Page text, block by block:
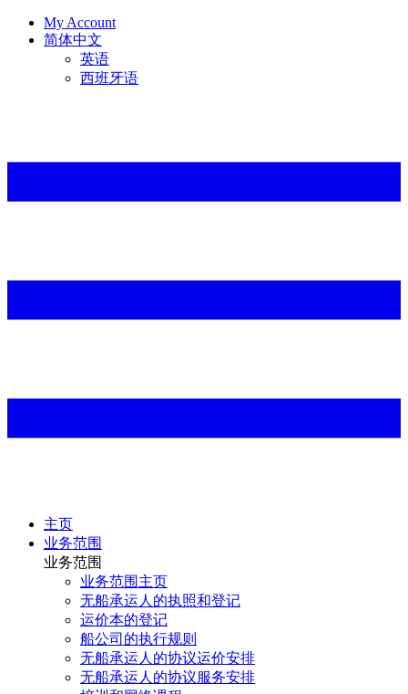
My Account
简体中文
英语
西班牙语
主页
业务范围
业务范围
业务范围主页
无船承运人的执照和登记
运价本的登记
船公司的执行规则
无船承运人的协议运价安排
无船承运人的协议服务安排